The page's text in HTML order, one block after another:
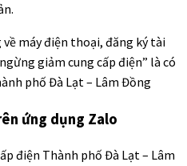
máy điện thoại, đăng ký tài
giảm cung cấp điện” là có
phố Đà Lạt – Lâm Đồng
ứng dụng Zalo
điện Thành phố Đà Lạt – Lâm